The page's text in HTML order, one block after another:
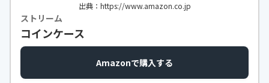
出典：https://www.amazon.co.jp
ストリーム
コインケース
Amazonで購入する